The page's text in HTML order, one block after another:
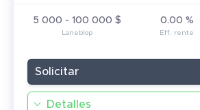
5 000 - 100 000 $ 0.00 %
Detalles
Solicitar